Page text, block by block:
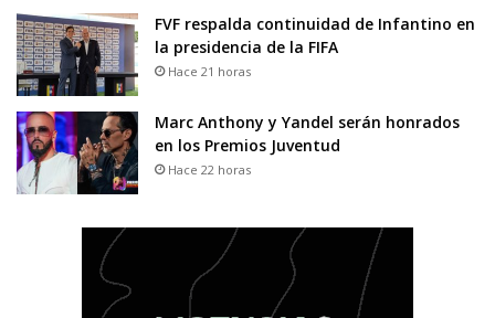
FVF respalda continuidad de Infantino en
la presidencia de la FIFA
Hace 21 horas
Marc Anthony y Yandel serán honrados
en los Premios Juventud
Hace 22 horas